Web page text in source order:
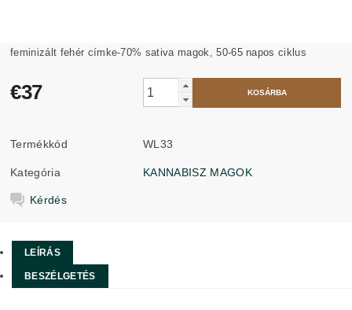
feminizált fehér címke-70% sativa magok, 50-65 napos ciklus
€37
Termékkód WL33
Kategória KANNABISZ MAGOK
Kérdés
LEÍRÁS
BESZÉLGETÉS